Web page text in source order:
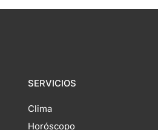
SERVICIOS
Clima
Horóscopo